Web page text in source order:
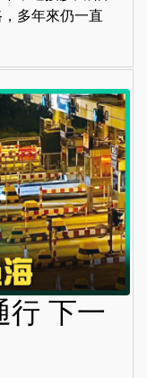
多年來仍一直
行 下一